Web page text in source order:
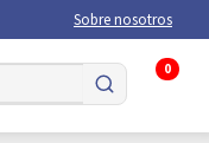
Sobre nosotros
0